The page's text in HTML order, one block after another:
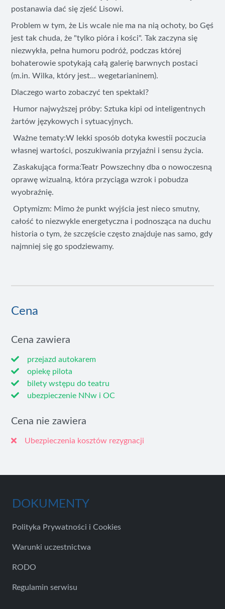
postanawia dać się zjeść Lisowi.
Problem w tym, że Lis wcale nie ma na nią ochoty, bo Gęś
jest tak chuda, że "tylko pióra i kości". Tak zaczyna się
niezwykła, pełna humoru podróż, podczas której
bohaterowie spotykają całą galerię barwnych postaci
(m.in. Wilka, który jest... wegetarianinem).
Dlaczego warto zobaczyć ten spektakl?
Humor najwyższej próby: Sztuka kipi od inteligentnych
żartów językowych i sytuacyjnych.
Ważne tematy:W lekki sposób dotyka kwestii poczucia
własnej wartości, poszukiwania przyjaźni i sensu życia.
Zaskakująca forma:Teatr Powszechny dba o nowoczesną
oprawę wizualną, która przyciąga wzrok i pobudza
wyobraźnię.
Optymizm: Mimo że punkt wyjścia jest nieco smutny,
całość to niezwykle energetyczna i podnosząca na duchu
historia o tym, że szczęście często znajduje nas samo, gdy
najmniej się go spodziewamy.
Cena
Cena zawiera
przejazd autokarem
opiekę pilota
bilety wstępu do teatru
ubezpieczenie NNw i OC
Cena nie zawiera
Ubezpieczenia kosztów rezygnacji
DOKUMENTY
Polityka Prywatności i Cookies
Warunki uczestnictwa
RODO
Regulamin serwisu